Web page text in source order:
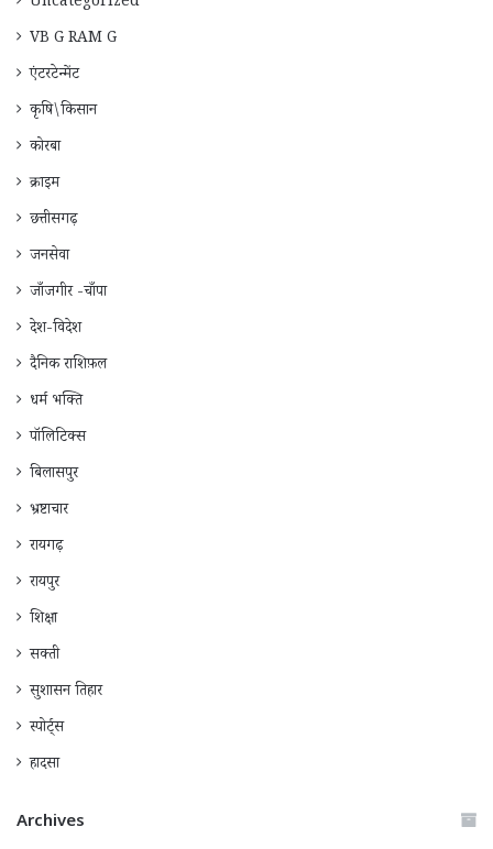
VB G RAM G
एंटरटेन्मेंट
कृषि\किसान
कोरबा
क्राइम
छत्तीसगढ़
जनसेवा
जाँजगीर -चाँपा
देश-विदेश
दैनिक राशिफ़ल
धर्म भक्ति
पॉलिटिक्स
बिलासपुर
भ्रष्टाचार
रायगढ़
रायपुर
शिक्षा
सक्ती
सुशासन तिहार
स्पोर्ट्स
हादसा
Archives